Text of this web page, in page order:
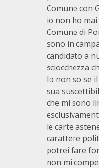
Comune con
io non ho
Comune di
sono in
candidato a
sciocchezza
Io non so se
sua
che mi sono
le carte
carattere
potrei fare
non mi